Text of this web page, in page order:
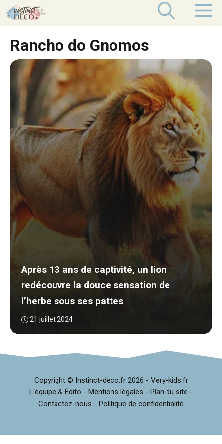
Aller
au
Rancho do Gnomos
Après 13 ans de captivité, un lion
redécouvre la douce sensation de
l’herbe sous ses pattes
21 juillet 2024
Copyright © Instinct-deco.fr 2026 - Very-kids.fr
L'équipe & Édito - Mentions légales - Plan du site -
Contactez-nous - Politique de confidentialité